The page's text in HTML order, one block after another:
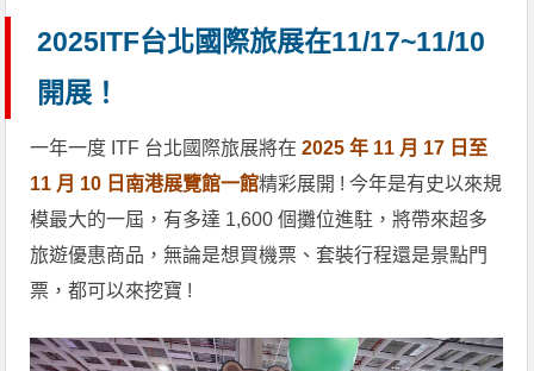
2025ITF台北國際旅展在11/17~11/10
開展！
一年一度 ITF 台北國際旅展將在 2025 年 11 月 17 日至
11 月 10 日南港展覽館一館精彩展開 ! 今年是有史以來規
模最大的一屆，有多達 1,600 個攤位進駐，將帶來超多
旅遊優惠商品，無論是想買機票、套裝行程還是景點門
票，都可以來挖寶 !